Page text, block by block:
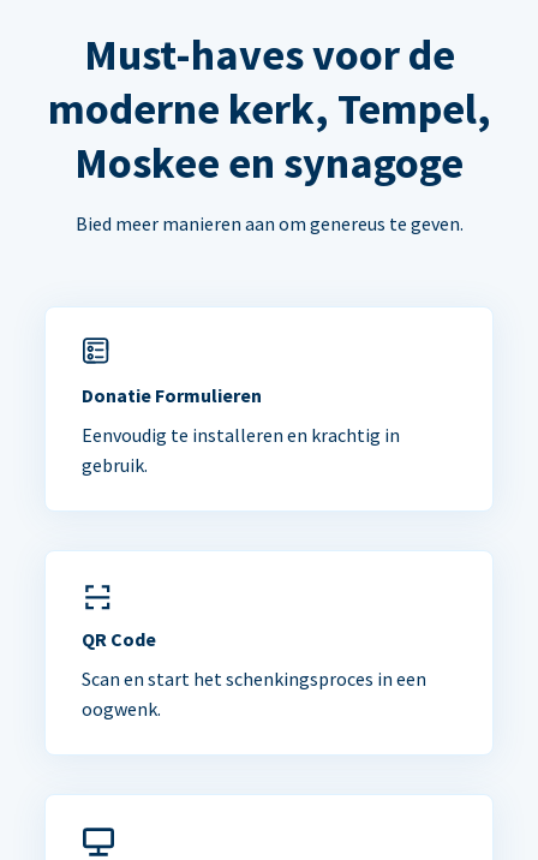
Must-haves voor de
moderne kerk, Tempel,
Moskee en synagoge
Bied meer manieren aan om genereus te geven.
Donatie Formulieren
Eenvoudig te installeren en krachtig in
gebruik.
QR Code
Scan en start het schenkingsproces in een
oogwenk.